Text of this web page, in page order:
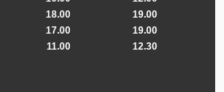
18.00
19.00
17.00
19.00
11.00 12.30